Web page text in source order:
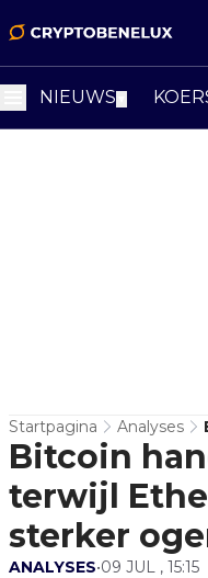
NIEUWS
Startpagina Analyses
Bitcoin
terwijl
sterker
ANALYSES•09 JUL , 15:15